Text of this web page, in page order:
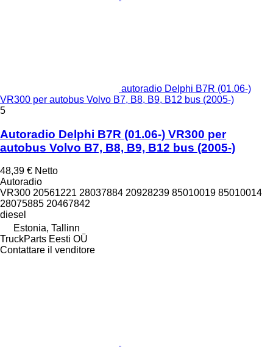
autoradio Delphi B7R (01.06-)
VR300 per autobus Volvo B7, B8, B9, B12 bus (2005-)
5
Autoradio Delphi B7R (01.06-) VR300 per
autobus Volvo B7, B8, B9, B12 bus (2005-)
48,39 € Netto
Autoradio
VR300 20561221 28037884 20928239 85010019 85010014
28075885 20467842
diesel
Estonia, Tallinn
TruckParts Eesti OÜ
Contattare il venditore